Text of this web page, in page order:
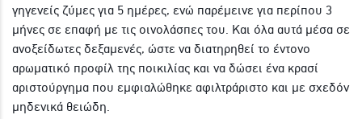
γηγενείς ζύμες για 5 ημέρες, ενώ παρέμεινε για περίπου 3
μήνες σε επαφή με τις οινολάσπες του. Και όλα αυτά μέσα σε
ανοξείδωτες δεξαμενές, ώστε να διατηρηθεί το έντονο
αρωματικό προφίλ της ποικιλίας και να δώσει ένα κρασί
αριστούργημα που εμφιαλώθηκε αφιλτράριστο και με σχεδόν
μηδενικά θειώδη.